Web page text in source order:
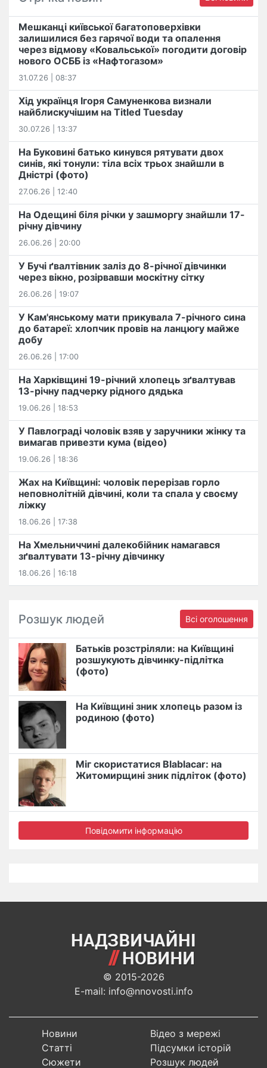
Мешканці київської багатоповерхівки
залишилися без гарячої води та опалення
через відмову «Ковальської» погодити договір
нового ОСББ із «Нафтогазом»
31.07.26 | 08:37
Хід українця Ігоря Самуненкова визнали
найблискучішим на Titled Tuesday
30.07.26 | 13:37
На Буковині батько кинувся рятувати двох
синів, які тонули: тіла всіх трьох знайшли в
Дністрі (фото)
27.06.26 | 12:40
На Одещині біля річки у зашморгу знайшли 17-
річну дівчину
26.06.26 | 20:00
У Бучі ґвалтівник заліз до 8-річної дівчинки
через вікно, розірвавши москітну сітку
26.06.26 | 19:07
У Кам'янському мати прикувала 7-річного сина
до батареї: хлопчик провів на ланцюгу майже
добу
26.06.26 | 17:00
На Харківщині 19-річний хлопець​ ️зґвалтував
13-річну падчерку рідного дядька
19.06.26 | 18:53
У Павлограді чоловік взяв у заручники жінку та
вимагав привезти кума (відео)
19.06.26 | 18:36
Жах на Київщині: чоловік перерізав горло
неповнолітній дівчині, коли та спала у своєму
ліжку
18.06.26 | 17:38
На Хмельниччині далекобійник намагався
зґвалтувати 13-річну дівчинку
18.06.26 | 16:18
Розшук людей Всі оголошення
Батьків розстріляли: на Київщині
розшукують дівчинку-підлітка
(фото)
На Київщині зник хлопець разом із
родиною (фото)
Міг скористатися Blablacar: на
Житомирщині зник підліток (фото)
Повідомити інформацію
© 2015-2026
E-mail: info@nnovosti.info
Новини
Статті
Сюжети
Відео з мережі
Підсумки історій
Розшук людей